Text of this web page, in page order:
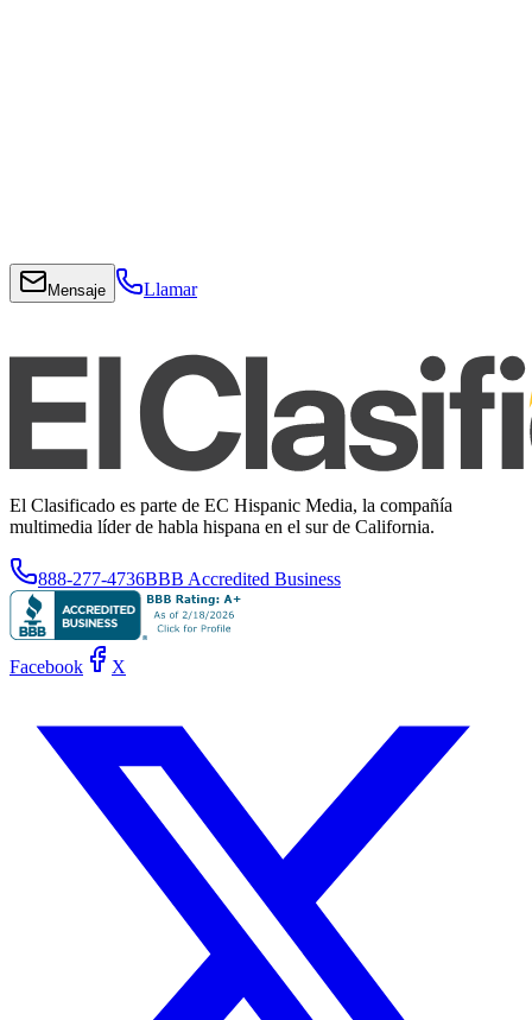
Mensaje Llamar
El Clasificado es parte de EC Hispanic Media, la compañía
multimedia líder de habla hispana en el sur de California.
888-277-4736BBB Accredited Business
Facebook X